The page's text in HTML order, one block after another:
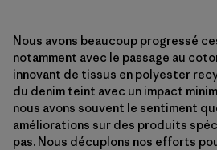
Nous avons beaucoup progressé
notamment avec le passage au
innovant de tissus en polyester
du denim teint avec un impact
nous avons souvent le sentiment
améliorations sur des produits
pas. Nous décuplons nos efforts